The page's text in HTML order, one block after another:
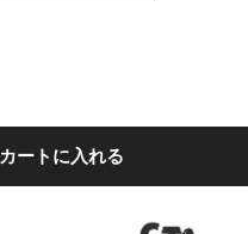
カートに入れる